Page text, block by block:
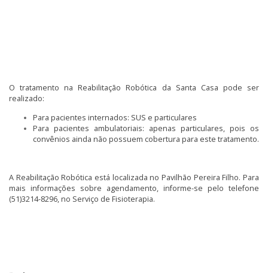
O tratamento na Reabilitação Robótica da Santa Casa pode ser
realizado:
Para pacientes internados: SUS e particulares
Para pacientes ambulatoriais: apenas particulares, pois os
convênios ainda não possuem cobertura para este tratamento.
A Reabilitação Robótica está localizada no Pavilhão Pereira Filho. Para
mais informações sobre agendamento, informe-se pelo telefone
(51)3214-8296, no Serviço de Fisioterapia.